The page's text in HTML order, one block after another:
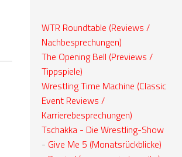
WTR Roundtable (Reviews /
Nachbesprechungen)
The Opening Bell (Previews /
Tippspiele)
Wrestling Time Machine (Classic
Event Reviews /
Karrierebesprechungen)
Tschakka - Die Wrestling-Show
- Give Me 5 (Monatsrückblicke)